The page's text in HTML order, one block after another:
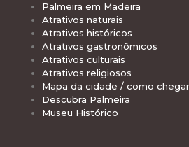
Palmeira em Madeira
Atrativos naturais
Atrativos históricos
Atrativos gastronômicos
Atrativos culturais
Atrativos religiosos
Mapa da cidade / como chegar
Descubra Palmeira
Museu Histórico